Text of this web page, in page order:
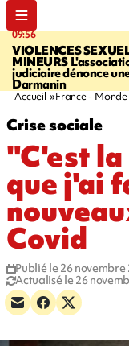
09:56
VIOLENCES
MINEURS
judiciaire dénonce
Darmanin
Accueil France - Monde
Crise sociale
"C'est
que j'ai
Covid
Publié le 26 novembre
Actualisé le 26